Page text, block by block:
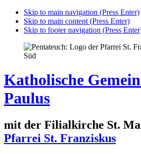
Skip to main navigation (Press Enter)
Skip to main content (Press Enter)
Skip to footer navigation (Press
Katholische
Paulus
mit der Filialkirche St.
Pfarrei St. Franziskus